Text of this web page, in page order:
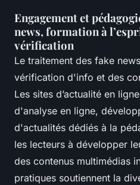
Engagement et
news, formation à
vérification
Le traitement des fake
vérification d'info et des
Les sites d’actualité en
d'analyse en ligne,
d'actualités dédiés à la
les lecteurs à développer
des contenus multimédias
pratiques soutiennent la